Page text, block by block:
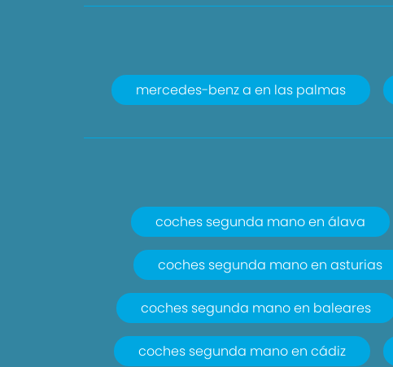
mercedes-benz a en las palmas
coches segunda mano en álava
coches segunda mano en asturias
coches segunda mano en baleares
coches segunda mano en cádiz